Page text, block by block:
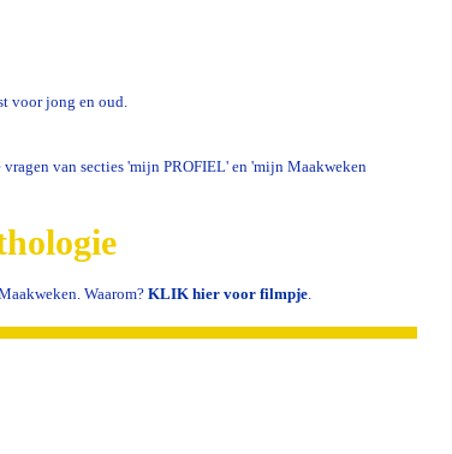
voor jong en oud.
vragen van secties 'mijn PROFIEL' en 'mijn Maakweken
Waarom? KLIK hier voor filmpje